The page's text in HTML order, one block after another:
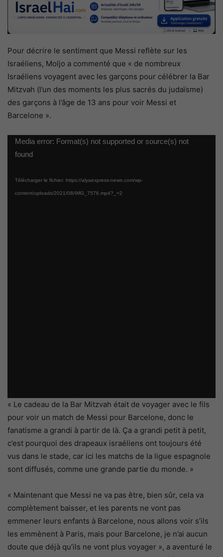
Pour décrire le sentiment que Messi reflète sur les
Israéliens, Moljo a commenté que « de nombreux
Israéliens voyagent avec les garçons pour célébrer la Bar
Mitzvah (l’un des moments les plus sacrés du judaïsme)
des garçons à l’âge de 13 ans pour voir Messi et
Barcelone ».
Lecteur
vidéo
Media error: Format(s) not supported or source(s) not
found
Télécharger le fichier: https://alyaexpress-news.com/wp-
content/uploads/2021/08/IMG_7576.mp4?_=2
« Le cadeau de la Bar Mitzvah était de voyager avec le fils
pour voir un match de Messi pour Barcelone, donc le
fanatisme a grandi à partir de là. Ça a grandi petit à petit,
c’est pourquoi des drapeaux israéliens ont toujours été
vus dans le stade, car ici les matchs de la ligue espagnole
sont diffusés, comme une grande partie du monde. »
« Maintenant que Messi ne va pas être, bien sûr, cela va
complètement baisser, et les parents ne vont pas
emmener leurs enfants à Barcelone, nous allons voir s’ils
les emmènent à Paris, mais pour Barcelone, je n’ai aucun
doute que déjà qu’ils ne vont plus voyager », a aventuré le